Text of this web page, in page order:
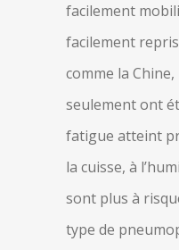
facilement
facilement
comme la
seulement ont
fatigue atteint
la cuisse, à
sont plus à
type de